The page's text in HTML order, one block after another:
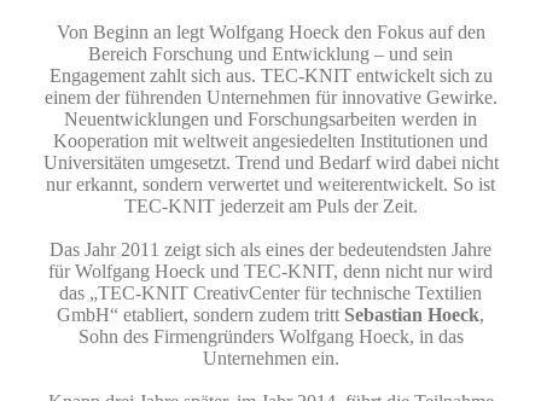
Von Beginn an legt Wolfgang Hoeck den Fokus auf den
Bereich For­schung und Entwicklung – und sein
Engagement zahlt sich aus. TEC-KNIT entwickelt sich zu
einem der führenden Unternehmen für innovative Gewirke.
Neuentwicklungen und Forschungsarbeiten werden in
Kooperation mit weltweit angesiedelten Institutionen und
Universitä­ten umgesetzt. Trend und Bedarf wird dabei nicht
nur erkannt, sondern verwertet und weiterentwickelt. So ist
TEC-KNIT jederzeit am Puls der Zeit.
Das Jahr 2011 zeigt sich als eines der bedeutendsten Jahre
für Wolfgang Hoeck und TEC-KNIT, denn nicht nur wird
das „TEC-KNIT CreativCenter für technische Textilien
GmbH“ etabliert, sondern zudem tritt Sebastian Hoeck,
Sohn des Firmengründers Wolfgang Hoeck, in das
Unternehmen ein.